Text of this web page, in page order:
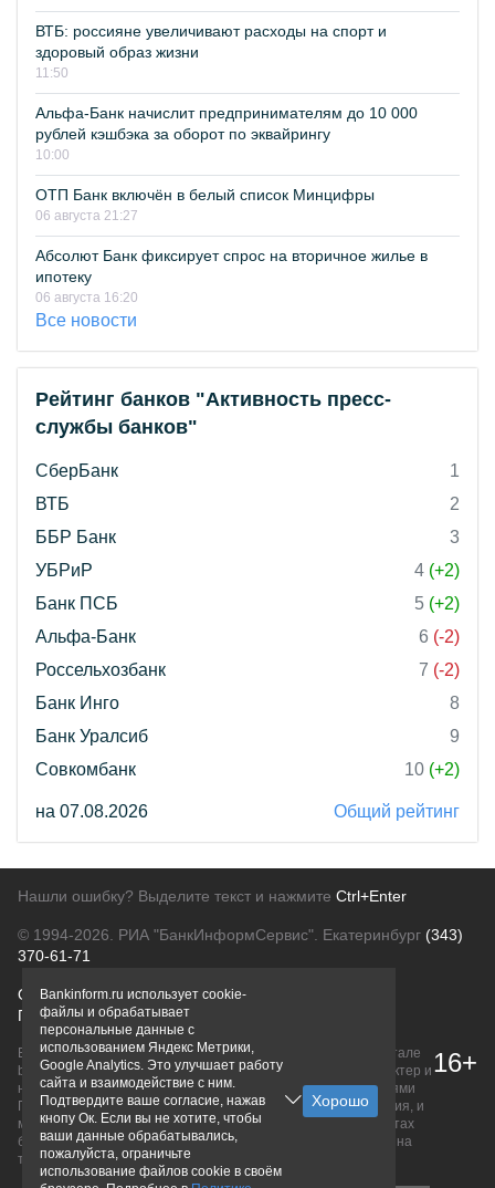
ВТБ: россияне увеличивают расходы на спорт и
здоровый образ жизни
11:50
Альфа-Банк начислит предпринимателям до 10 000
рублей кэшбэка за оборот по эквайрингу
10:00
ОТП Банк включён в белый список Минцифры
06 августа 21:27
Абсолют Банк фиксирует спрос на вторичное жилье в
ипотеку
06 августа 16:20
Все новости
Рейтинг банков "Активность пресс-
службы банков"
СберБанк
1
ВТБ
2
ББР Банк
3
УБРиР
4 (+2)
Банк ПСБ
5 (+2)
Альфа-Банк
6 (-2)
Россельхозбанк
7 (-2)
Банк Инго
8
Банк Уралсиб
9
Совкомбанк
10 (+2)
на 07.08.2026 Общий рейтинг
Нашли ошибку? Выделите текст и нажмите Ctrl+Enter
© 1994-2026. РИА "БанкИнформСервис". Екатеринбург (343)
370-61-71
О проектеПолитика конфиденциальности
Правовая информацияДля рекламодателей
Вся информация о продуктах банков, размещенная на портале
bankinform.ru, носит исключительно ознакомительный характер и
не является публичной офертой, определяемой положениями
ГК РФ. Информация не содержит точного и полного описания, и
может быть изменена. Конечные условия уточняйте на сайтах
банков или при личном обращении. Исключительное право на
товарные знаки принадлежит их правообладателям.
16+
Bankinform.ru использует cookie-
файлы и обрабатывает
персональные данные с
использованием Яндекс Метрики,
Google Analytics. Это улучшает работу
сайта и взаимодействие с ним.
Подтвердите ваше согласие, нажав
кнопу Ок. Если вы не хотите, чтобы
ваши данные обрабатывались,
пожалуйста, ограничьте
использование файлов cookie в своём